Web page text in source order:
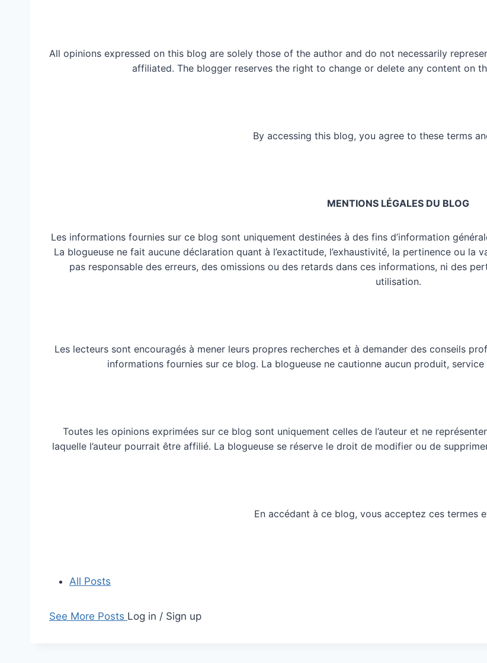
All opinions expressed on this blog are solely those of the author and do not necessarily
affiliated. The blogger reserves the right to change or delete any content on
By accessing this blog, you agree to these terms
MENTIONS LÉGALES DU BLOG
Les informations fournies sur ce blog sont uniquement destinées à des fins d’information
La blogueuse ne fait aucune déclaration quant à l’exactitude, l’exhaustivité, la pertinence ou
pas responsable des erreurs, des omissions ou des retards dans ces informations, ni des
utilisation.
Les lecteurs sont encouragés à mener leurs propres recherches et à demander des conseils
informations fournies sur ce blog. La blogueuse ne cautionne aucun produit,
Toutes les opinions exprimées sur ce blog sont uniquement celles de l’auteur et ne
laquelle l’auteur pourrait être affilié. La blogueuse se réserve le droit de modifier ou de
En accédant à ce blog, vous acceptez ces termes
All Posts
See More Posts Log in / Sign up